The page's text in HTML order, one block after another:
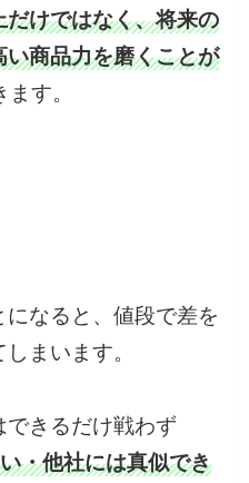
けではなく、将来の
商品力を磨くことが
す。
なると、値段で差を
まいます。
できるだけ戦わず
・他社には真似でき